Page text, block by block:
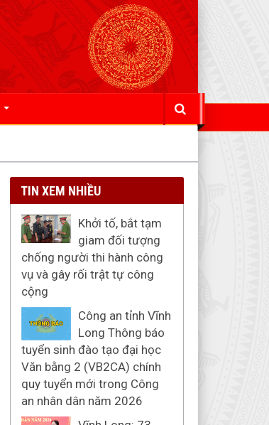
TIN XEM NHIỀU
Khởi tố, bắt tạm
giam đối tượng
chống người thi hành công
vụ và gây rối trật tự công
cộng
Công an tỉnh Vĩnh
Long Thông báo
tuyển sinh đào tạo đại học
Văn bằng 2 (VB2CA) chính
quy tuyển mới trong Công
an nhân dân năm 2026